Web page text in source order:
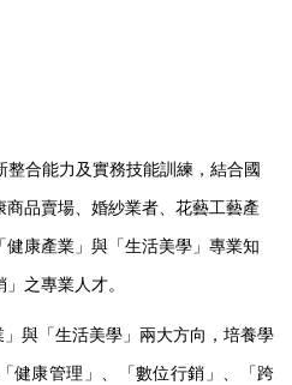
整合能力及實務技能訓練，結合國
品賣場、婚紗業者、花藝工藝產
康產業」與「生活美學」專業知
之專業人才。
與「生活美學」兩大方向，培養學
健康管理」、「數位行銷」、「跨